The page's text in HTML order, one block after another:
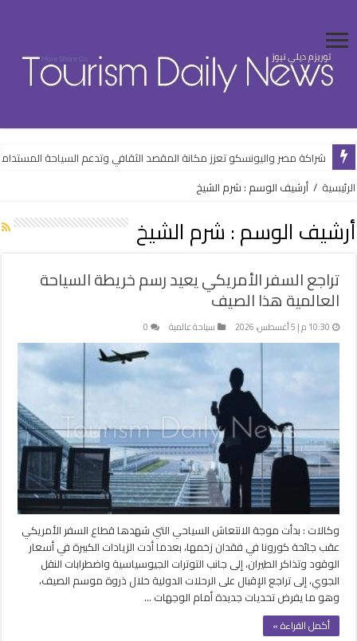
توترات المنطقة تعيد رسم خريطة السفر في عُمان وتضغط على السياحة
الرئيسية / أرشيف الوسم : شرم الشيخ
أرشيف الوسم : شرم الشيخ
تراجع السفر الأمريكي يعيد رسم خريطة السياحة
العالمية هذا الصيف
10:30 م | 5 أغسطس، 2026 سياحة عالمية 0
وكالات : بدأت موجة الانتعاش السياحي التي شهدها قطاع السفر الأمريكي
عقب جائحة كورونا في فقدان زخمها، بعدما أدت الزيادات الكبيرة في أسعار
الوقود وتذاكر الطيران، إلى جانب التوترات الجيوسياسية واضطرابات النقل
الجوي، إلى تراجع الإقبال على الرحلات الدولية خلال ذروة موسم الصيف،
وهو ما يفرض تحديات جديدة أمام الوجهات …
أكمل القراءة »